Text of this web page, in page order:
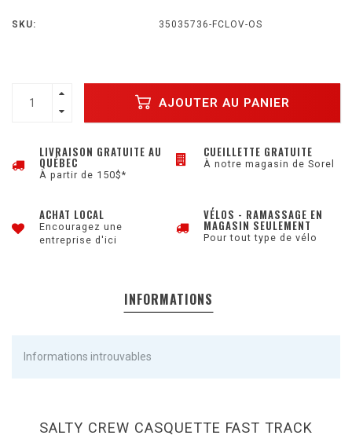
SKU: 35035736-FCLOV-OS
AJOUTER AU PANIER
LIVRAISON GRATUITE AU
QUÉBEC
À partir de 150$*
CUEILLETTE GRATUITE
À notre magasin de Sorel
ACHAT LOCAL
Encouragez une
entreprise d'ici
VÉLOS - RAMASSAGE EN
MAGASIN SEULEMENT
Pour tout type de vélo
INFORMATIONS
Informations introuvables
SALTY CREW CASQUETTE FAST TRACK